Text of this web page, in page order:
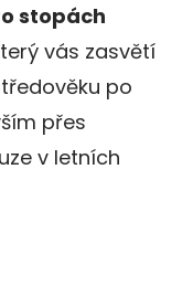
stopách
vás zasvětí
po
přes
v letních